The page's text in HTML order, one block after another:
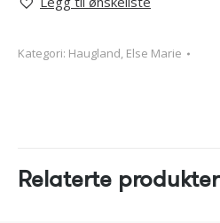
Kategori: Haugland, Else Marie
Relaterte produkter